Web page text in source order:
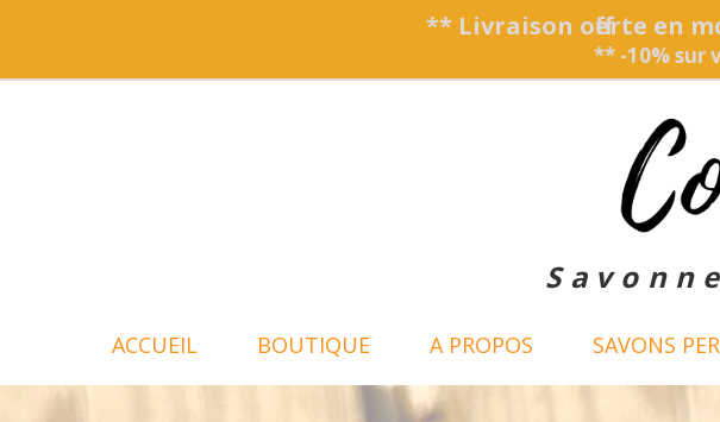
** Livraison offerte en
** -10% sur
ACCUEIL BOUTIQUE A PROPOS SAVONS